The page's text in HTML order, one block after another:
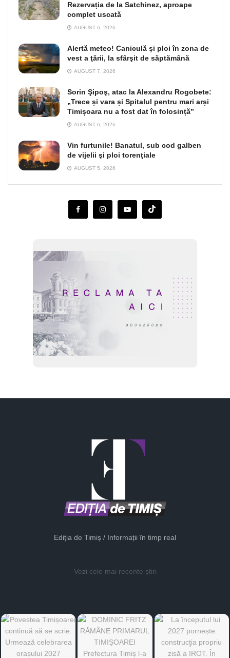
Rezervația de la Satchinez, aproape
complet uscată
AUGUST 6, 2026
Alertă meteo! Caniculă şi ploi în zona de
vest a ţării, la sfârşit de săptămână
AUGUST 7, 2026
Sorin Şipoş, atac la Alexandru Rogobete:
„Trece și vara și Spitalul pentru mari arși
Timișoara nu a fost dat în folosință”
AUGUST 6, 2026
Vin furtunile! Banatul, sub cod galben
de vijelii şi ploi torenţiale
AUGUST 5, 2026
Ediția de Timiș / Informații în timp real
Vezi cele mai recente știri